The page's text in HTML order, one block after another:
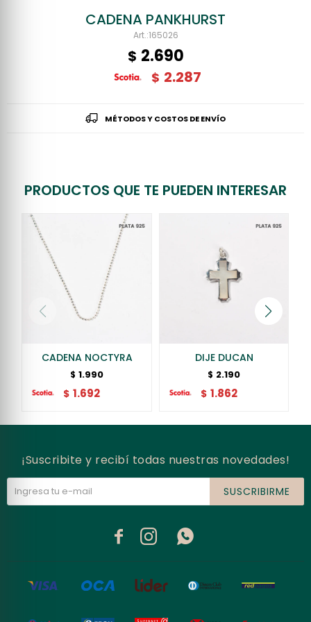
CADENA PANKHURST
165026
$ 2.690
$ 2.287
MÉTODOS Y COSTOS DE ENVÍO
PRODUCTOS QUE TE PUEDEN INTERESAR
CADENA NOCTYRA
$ 1.990
$ 1.692
DIJE DUCAN
$ 2.190
$ 1.862
¡Suscribite y recibí todas nuestras novedades!
SUSCRIBIRME
  